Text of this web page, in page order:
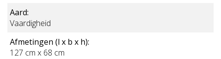
Aard:
Vaardigheid
Afmetingen (l x b x h):
127 cm x 68 cm